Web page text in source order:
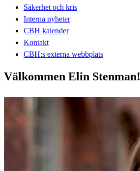
Säkerhet och kris
Interna nyheter
CBH kalender
Kontakt
CBH:s externa webbplats
Välkommen Elin Stenman!